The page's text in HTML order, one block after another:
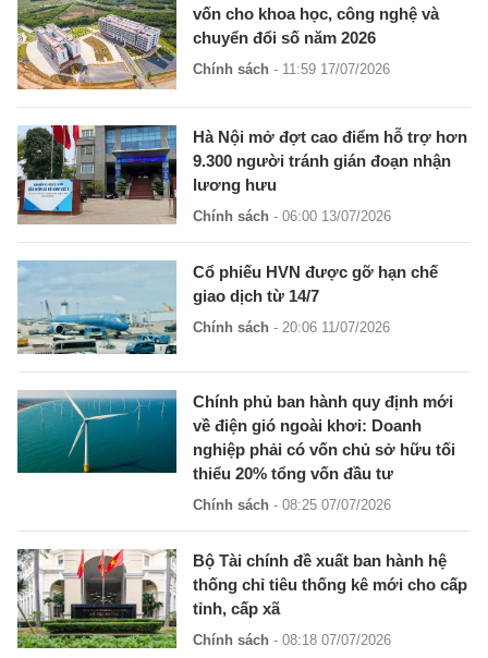
vốn cho khoa học, công nghệ và
chuyển đổi số năm 2026
Chính sách - 11:59 17/07/2026
Hà Nội mở đợt cao điểm hỗ trợ hơn
9.300 người tránh gián đoạn nhận
lương hưu
Chính sách - 06:00 13/07/2026
Cổ phiếu HVN được gỡ hạn chế
giao dịch từ 14/7
Chính sách - 20:06 11/07/2026
Chính phủ ban hành quy định mới
về điện gió ngoài khơi: Doanh
nghiệp phải có vốn chủ sở hữu tối
thiểu 20% tổng vốn đầu tư
Chính sách - 08:25 07/07/2026
Bộ Tài chính đề xuất ban hành hệ
thống chỉ tiêu thống kê mới cho cấp
tỉnh, cấp xã
Chính sách - 08:18 07/07/2026